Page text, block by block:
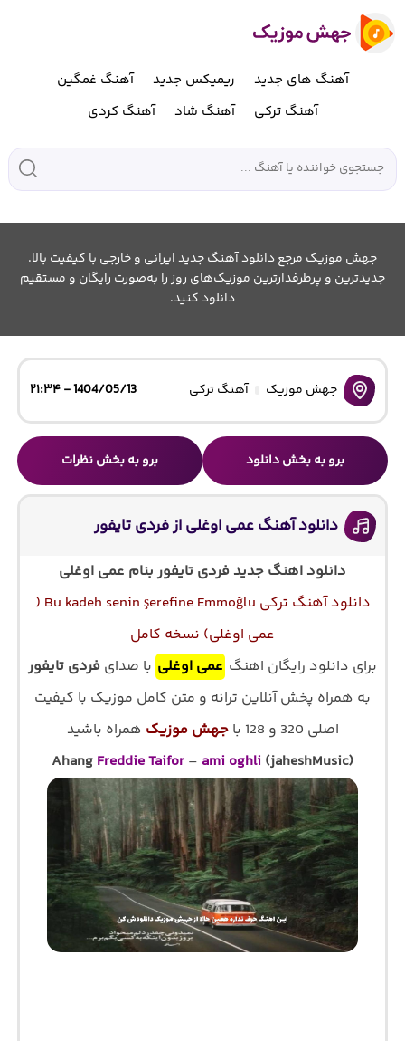
آهنگ های جدید ریمیکس جدید
آهنگ غمگین
آهنگ ترکی
آهنگ شاد آهنگ کردی
جهش موزیک مرجع دانلود آهنگ جدید ایرانی و خارجی با کیفیت بالا.
جدیدترین و پرطرفدارترین موزیک‌های روز را به‌صورت رایگان و مستقیم
دانلود کنید.
جهش موزیک آهنگ ترکی 1404/05/13 - ۲۱:۳۴
برو به بخش دانلود برو به بخش نظرات
دانلود آهنگ عمی اوغلی از فردی تایفور
دانلود اهنگ جدید فردی تایفور بنام عمی اوغلی
دانلود آهنگ ترکی Bu kadeh senin şerefine Emmoğlu (
عمی اوغلی) نسخه کامل
برای دانلود رایگان اهنگ عمی اوغلی با صدای فردی تایفور
به همراه پخش آنلاین ترانه و متن کامل موزیک با کیفیت
اصلی 320 و 128 با
جهش موزیک همراه باشید
Ahang Freddie Taifor – ami oghli (jaheshMusic)